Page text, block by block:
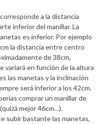
a la distancia
inferior del manillar. La
es inferior. Por ejemplo
la distancia entre centro
de 38cm,
variará en función de la altura
las manetas y la inclinación
será inferior a los 42cm.
comprar un manillar de
mejor 46cm…).
subir bastante las manetas,